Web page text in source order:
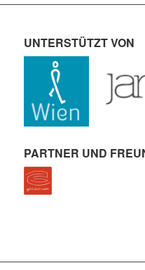
UNTERSTÜTZT VON
PARTNER UND